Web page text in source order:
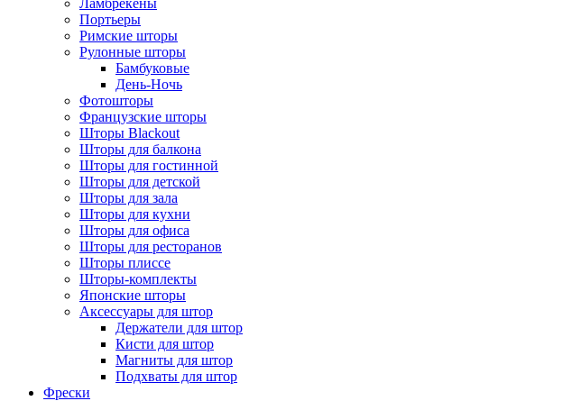
Ламбрекены
Портьеры
Римские шторы
Рулонные шторы
Бамбуковые
День-Ночь
Фотошторы
Французские шторы
Шторы Blackout
Шторы для балкона
Шторы для гостинной
Шторы для детской
Шторы для зала
Шторы для кухни
Шторы для офиса
Шторы для ресторанов
Шторы плиссе
Шторы-комплекты
Японские шторы
Аксессуары для штор
Держатели для штор
Кисти для штор
Магниты для штор
Подхваты для штор
Фрески